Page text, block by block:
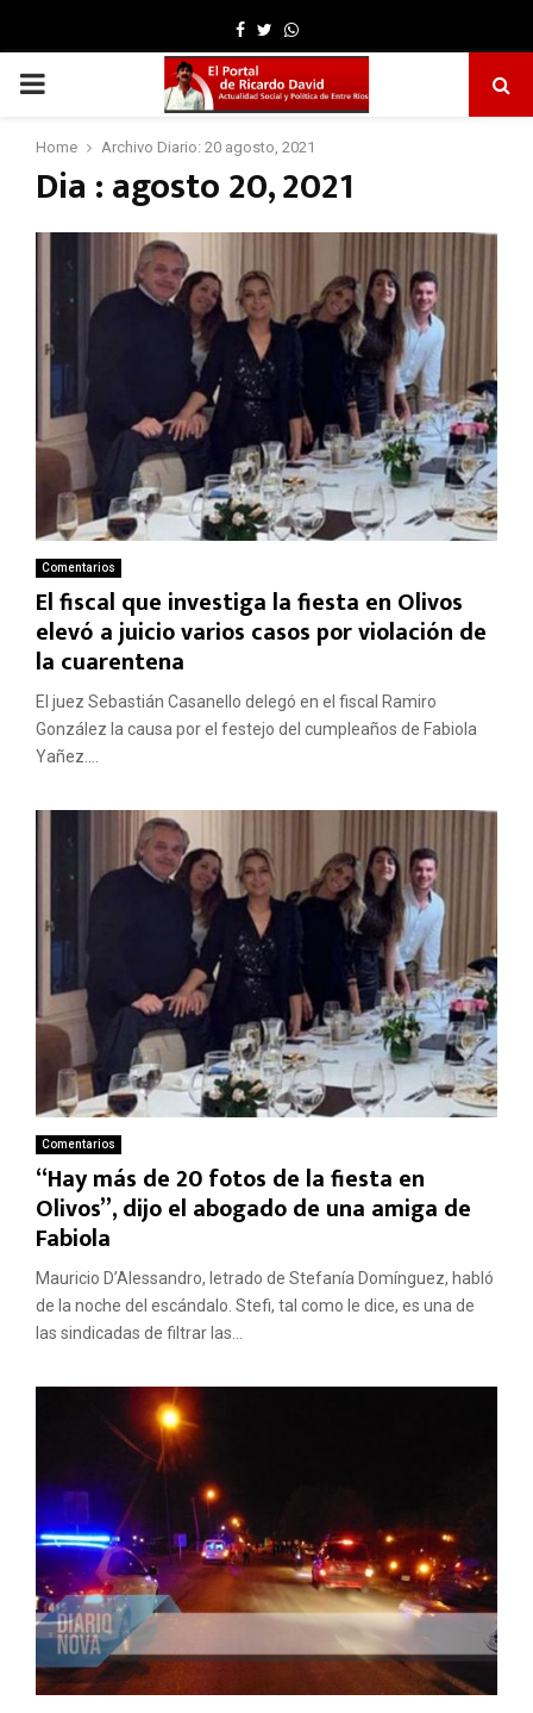
Facebook
TwitterWhatsapp
PRIMARY
MENU
Home Archivo Diario: 20 agosto, 2021
Dia : agosto 20, 2021
Comentarios
El fiscal que investiga la fiesta en Olivos
elevó a juicio varios casos por violación de
la cuarentena
El juez Sebastián Casanello delegó en el fiscal Ramiro
González la causa por el festejo del cumpleaños de Fabiola
Yañez....
Comentarios
“Hay más de 20 fotos de la fiesta en
Olivos”, dijo el abogado de una amiga de
Fabiola
Mauricio D’Alessandro, letrado de Stefanía Domínguez, habló
de la noche del escándalo. Stefi, tal como le dice, es una de
las sindicadas de filtrar las...